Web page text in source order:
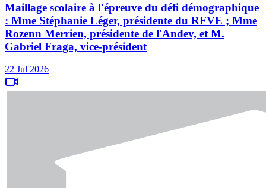
Maillage scolaire à l'épreuve du défi démographique
: Mme Stéphanie Léger, présidente du RFVE ; Mme
Rozenn Merrien, présidente de l'Andev, et M.
Gabriel Fraga, vice-président
22 Jul 2026